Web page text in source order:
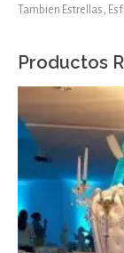
Tambien Estrellas,
Productos